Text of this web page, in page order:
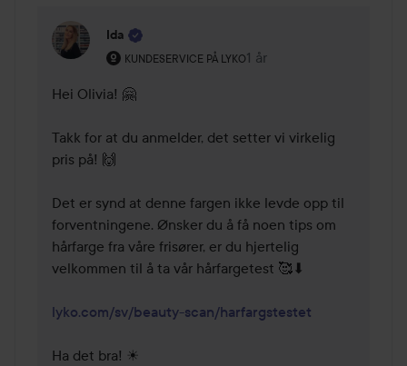
Ida
KUNDESERVICE PÅ LYKO
Brukerens rolle: Kundeservice på Lyko.
1 år
Kommentaren lades 1 år
Hei Olivia! 🤗
Takk for at du anmelder, det setter vi virkelig
pris på! 🙌
Det er synd at denne fargen ikke levde opp til
forventningene. Ønsker du å få noen tips om
hårfarge fra våre frisører, er du hjertelig
velkommen til å ta vår hårfargetest 🥰⬇
lyko.com/sv/beauty-scan/harfargstestet
Ha det bra! ☀